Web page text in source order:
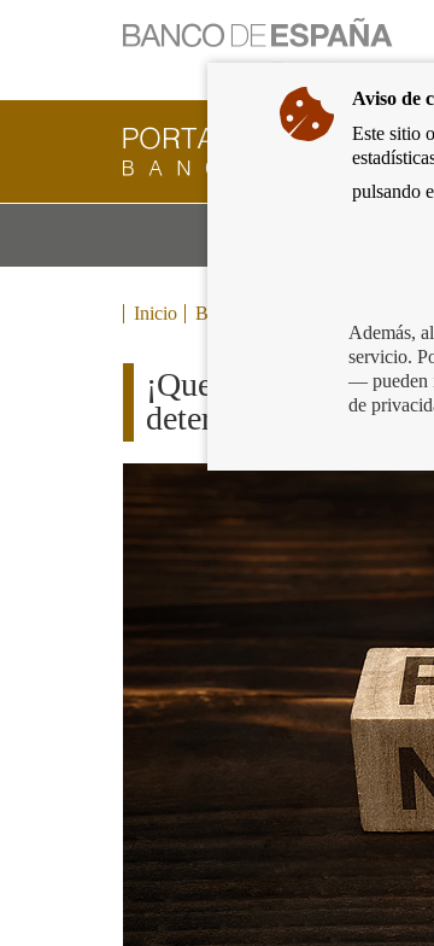
Ir
a
página
de
inicio
del
Cliente
Bancario
Banco
ir
a
Inicio Blog
¡Que no te
deteriorados.
Aviso de
Este sitio
pulsando
Además,
servicio.
— pueden
de